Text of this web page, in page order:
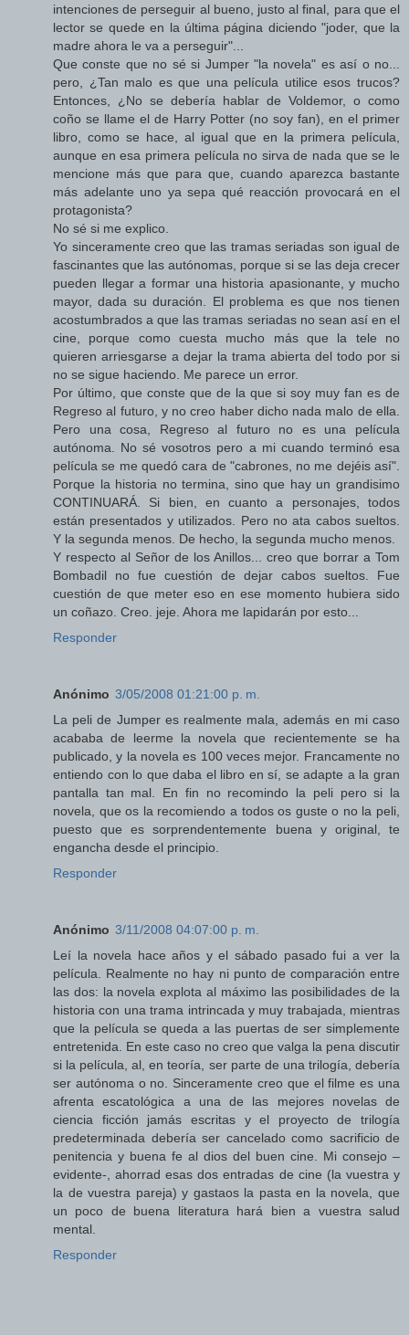
intenciones de perseguir al bueno, justo al final, para que el
lector se quede en la última página diciendo "joder, que la
madre ahora le va a perseguir"...
Que conste que no sé si Jumper "la novela" es así o no...
pero, ¿Tan malo es que una película utilice esos trucos?
Entonces, ¿No se debería hablar de Voldemor, o como
coño se llame el de Harry Potter (no soy fan), en el primer
libro, como se hace, al igual que en la primera película,
aunque en esa primera película no sirva de nada que se le
mencione más que para que, cuando aparezca bastante
más adelante uno ya sepa qué reacción provocará en el
protagonista?
No sé si me explico.
Yo sinceramente creo que las tramas seriadas son igual de
fascinantes que las autónomas, porque si se las deja crecer
pueden llegar a formar una historia apasionante, y mucho
mayor, dada su duración. El problema es que nos tienen
acostumbrados a que las tramas seriadas no sean así en el
cine, porque como cuesta mucho más que la tele no
quieren arriesgarse a dejar la trama abierta del todo por si
no se sigue haciendo. Me parece un error.
Por último, que conste que de la que si soy muy fan es de
Regreso al futuro, y no creo haber dicho nada malo de ella.
Pero una cosa, Regreso al futuro no es una película
autónoma. No sé vosotros pero a mi cuando terminó esa
película se me quedó cara de "cabrones, no me dejéis así".
Porque la historia no termina, sino que hay un grandisimo
CONTINUARÁ. Si bien, en cuanto a personajes, todos
están presentados y utilizados. Pero no ata cabos sueltos.
Y la segunda menos. De hecho, la segunda mucho menos.
Y respecto al Señor de los Anillos... creo que borrar a Tom
Bombadil no fue cuestión de dejar cabos sueltos. Fue
cuestión de que meter eso en ese momento hubiera sido
un coñazo. Creo. jeje. Ahora me lapidarán por esto...
Responder
Anónimo 3/05/2008 01:21:00 p. m.
La peli de Jumper es realmente mala, además en mi caso
acababa de leerme la novela que recientemente se ha
publicado, y la novela es 100 veces mejor. Francamente no
entiendo con lo que daba el libro en sí, se adapte a la gran
pantalla tan mal. En fin no recomindo la peli pero si la
novela, que os la recomiendo a todos os guste o no la peli,
puesto que es sorprendentemente buena y original, te
engancha desde el principio.
Responder
Anónimo 3/11/2008 04:07:00 p. m.
Leí la novela hace años y el sábado pasado fui a ver la
película. Realmente no hay ni punto de comparación entre
las dos: la novela explota al máximo las posibilidades de la
historia con una trama intrincada y muy trabajada, mientras
que la película se queda a las puertas de ser simplemente
entretenida. En este caso no creo que valga la pena discutir
si la película, al, en teoría, ser parte de una trilogía, debería
ser autónoma o no. Sinceramente creo que el filme es una
afrenta escatológica a una de las mejores novelas de
ciencia ficción jamás escritas y el proyecto de trilogía
predeterminada debería ser cancelado como sacrificio de
penitencia y buena fe al dios del buen cine. Mi consejo –
evidente-, ahorrad esas dos entradas de cine (la vuestra y
la de vuestra pareja) y gastaos la pasta en la novela, que
un poco de buena literatura hará bien a vuestra salud
mental.
Responder